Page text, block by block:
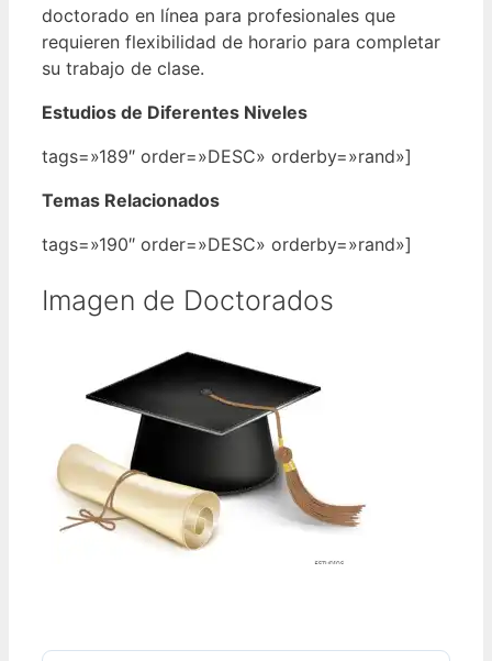
doctorado en línea para profesionales que
requieren flexibilidad de horario para completar
su trabajo de clase.
Estudios de Diferentes Niveles
tags=»189″ order=»DESC» orderby=»rand»]
Temas Relacionados
tags=»190″ order=»DESC» orderby=»rand»]
Imagen de Doctorados